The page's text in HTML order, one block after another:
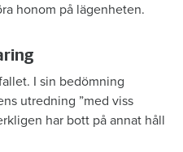
honom på lägenheten.
I sin bedömning
utredning ”med viss
har bott på annat håll